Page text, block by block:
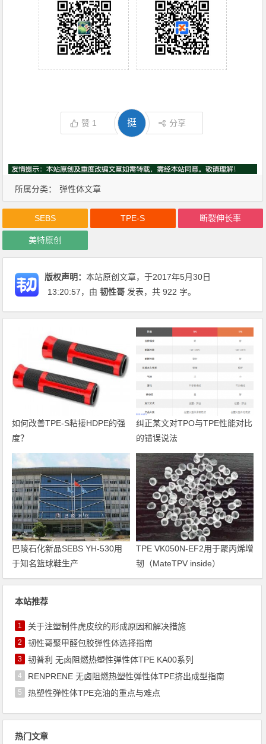
所属分类： 弹性体文章
赞 1 挺 分享
SEBS TPE-S 断裂伸长率
美特原创
版权声明：本站原创文章，于2017年5月30日
13:20:57，由韧性哥 发表，共 922 字。
如何改善TPE-S粘接HDPE的强
度？
纠正某文对TPO与TPE性能对比
的错误说法
巴陵石化新品SEBS YH-530用
于知名篮球鞋生产
TPE VK050N-EF2用于聚丙烯增
韧（MateTPV inside）
本站推荐
1 关于注塑制件虎皮纹的形成原因和解决措施
2 韧性哥聚甲醛包胶弹性体选择指南
3 韧普利 无卤阻燃热塑性弹性体TPE KA00系列
4 RENPRENE 无卤阻燃热塑性弹性体TPE挤出成型指南
5 热塑性弹性体TPE充油的重点与难点
热门文章